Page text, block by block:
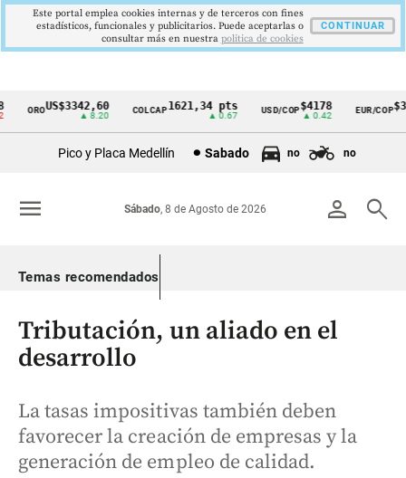
Cintillo
Colombia
OROUS$3342,60
▲ 8.20
COLCAP1621,34 pts
▲ 0.67
USD/COP$4178
▲ 0.42
EUR/COP
Pico y Placa Medellín Sabado no no
person search
Sábado, 8 de Agosto de 2026
menu
Temas recomendados
Tributación, un aliado en el
desarrollo
La tasas impositivas también deben
favorecer la creación de empresas y la
generación de empleo de calidad.
Este portal emplea cookies internas y de terceros con fines
estadísticos, funcionales y publicitarios. Puede aceptarlas o
consultar más en nuestra politica de cookies
CONTINUAR